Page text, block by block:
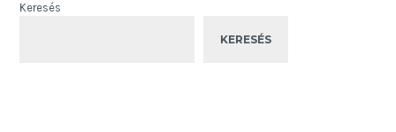
Keresés
KERESÉS